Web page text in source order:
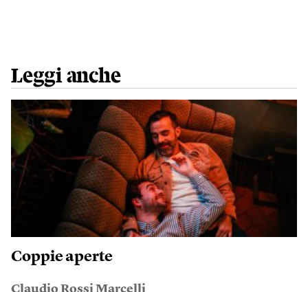
Leggi anche
Coppie aperte
Claudio Rossi Marcelli